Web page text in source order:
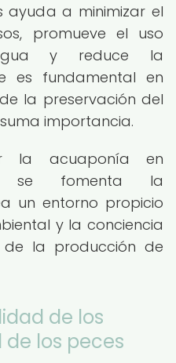
ayuda a minimizar el
promueve el uso
y reduce la
es fundamental en
la preservación del
importancia.
la acuaponía en
se fomenta la
un entorno propicio
y la conciencia
la producción de
de los
los peces